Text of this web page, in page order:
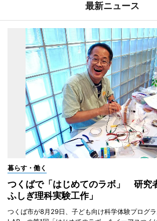
最新ニュース
暮らす・働く
つくばで「はじめてのラボ」 研究
ふしぎ理科実験工作」
つくば市が8月29日、子ども向け科学体験プログ